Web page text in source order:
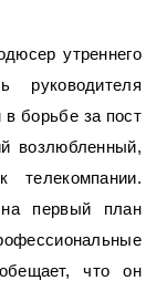
руководителя
борьбе за пост
возлюбленный,
телекомпании.
первый план
что он